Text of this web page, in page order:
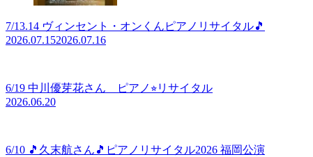
7/13.14 ヴィンセント・オンくんピアノリサイタル🎵
2026.07.152026.07.16
6/19 中川優芽花さん ピアノ⭐︎リサイタル
2026.06.20
6/10 🎵久末航さん🎵ピアノリサイタル2026 福岡公演